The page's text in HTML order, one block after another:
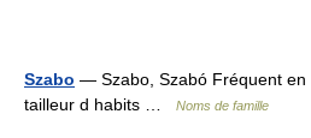
Szabo — Szabo, Szabó Fréquent en
tailleur d habits …
Noms de famille